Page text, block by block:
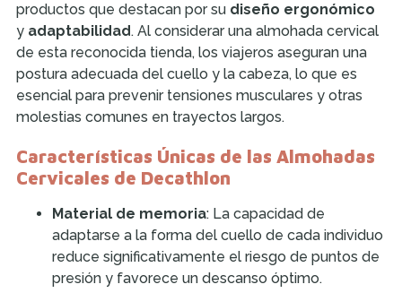
productos que destacan por su diseño ergonómico
y adaptabilidad. Al considerar una almohada cervical
de esta reconocida tienda, los viajeros aseguran una
postura adecuada del cuello y la cabeza, lo que es
esencial para prevenir tensiones musculares y otras
molestias comunes en trayectos largos.
Características Únicas de las Almohadas
Cervicales de Decathlon
Material de memoria: La capacidad de
adaptarse a la forma del cuello de cada individuo
reduce significativamente el riesgo de puntos de
presión y favorece un descanso óptimo.